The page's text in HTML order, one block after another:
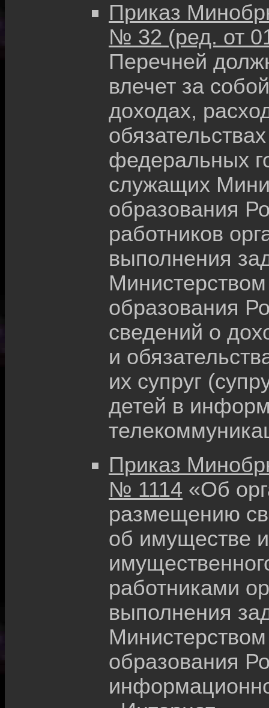
Приказ
№ 32 (ред. от
Перечней
влечет за
доходах,
федеральных
служащих
образования
работников
выполнения
образования
сведений о
и
их супруг
детей в
Приказ
№ 1114 «Об
размещению
об имуществе
работниками
выполнения
образования